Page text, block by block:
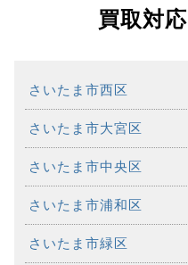
買取対
さいたま市西区
さいたま市大宮区
さいたま市中央区
さいたま市浦和区
さいたま市緑区